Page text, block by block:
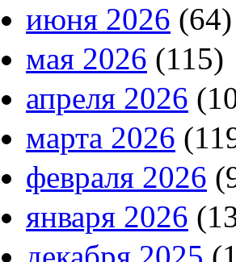
июня 2026 (64)
мая 2026 (115)
апреля 2026
марта 2026
февраля 2026
января 2026